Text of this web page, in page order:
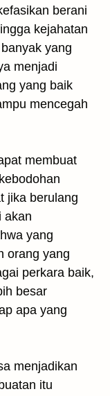
berani
kejahatan
yang
menjadi
yang baik
mencegah
membuat
jika berulang
akan
yang
orang yang
perkara baik,
besar
apa yang
menjadikan
itu